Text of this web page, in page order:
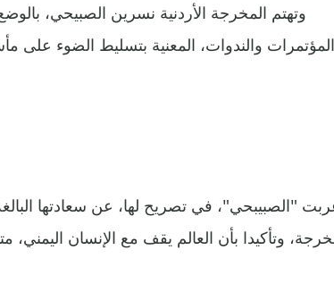
وتهتم المخرجة الأردنية نسرين الصبيحي،
المؤتمرات والندوات، المعنية بتسليط الضوء على
"الصبيبحي"، في تصريح لها، عن سعادتها
وتأكيدا بأن العالم يقف مع الإنسان اليمني،